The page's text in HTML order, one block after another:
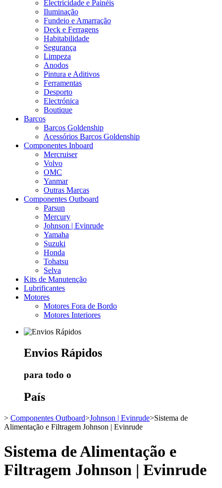
Electricidade e Painéis
Iluminação
Fundeio e Amarração
Deck e Ferragens
Habitabilidade
Segurança
Limpeza
Anodos
Pintura e Aditivos
Ferramentas
Desporto
Electrónica
Boutique
Barcos
Barcos Goldenship
Acessórios Barcos Goldenship
Componentes Inboard
Mercruiser
Volvo
OMC
Yanmar
Outras Marcas
Componentes Outboard
Parsun
Mercury
Johnson | Evinrude
Yamaha
Suzuki
Honda
Tohatsu
Selva
Kits de Manutenção
Lubrificantes
Motores
Motores Fora de Bordo
Motores Interiores
Envios Rápidos
para todo o
País
> Componentes Outboard>Johnson | Evinrude>Sistema de
Alimentação e Filtragem Johnson | Evinrude
Sistema de Alimentação e
Filtragem Johnson | Evinrude